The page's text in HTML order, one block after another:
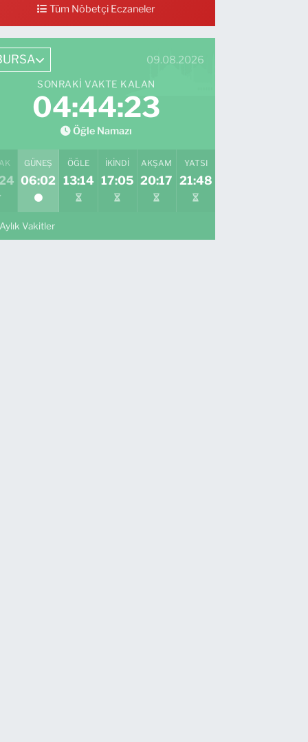
Tüm Nöbetçi Eczaneler
09.08.2026
SONRAKI VAKTE KALAN
04:44:22
Öğle Namazı
GÜNEŞ
06:02
ÖĞLE
13:14
İKINDI
17:05
AKŞAM
20:17
YATSI
21:48
Vakitler